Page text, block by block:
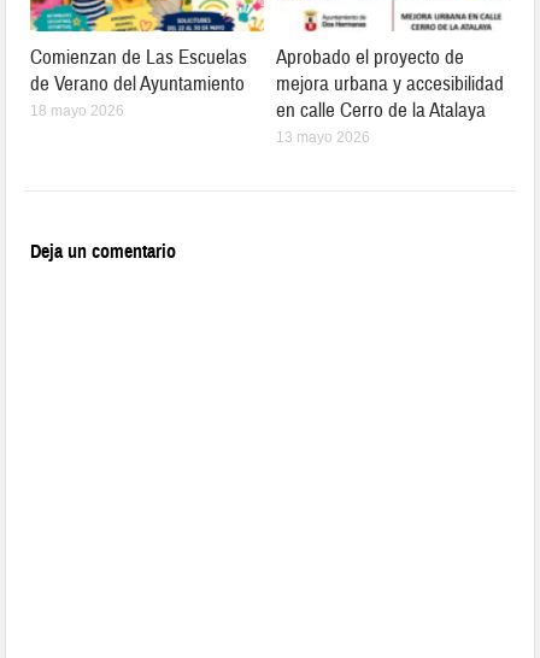
Comienzan de Las Escuelas
de Verano del Ayuntamiento
18 mayo 2026
Aprobado el proyecto de
mejora urbana y accesibilidad
en calle Cerro de la Atalaya
13 mayo 2026
Deja un comentario